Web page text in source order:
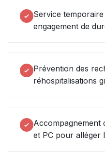
Service
engagement de
Prévention des
réhospitalisations
Accompagnement
et PC pour alléger